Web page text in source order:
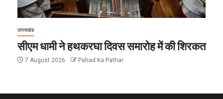
उत्तराखंड
सीएम धामी ने हथकरघा दिवस समारोह में की शिरकत
7 August 2026 Pahad Ka Pathar